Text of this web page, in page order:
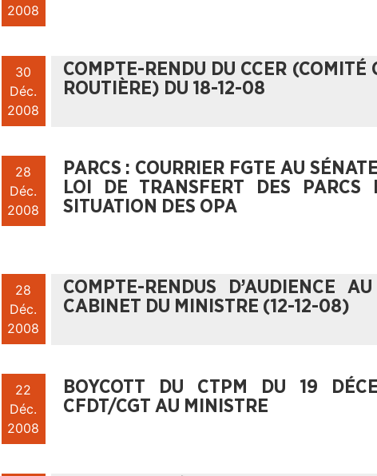
2008
30
Déc.
2008
COMPTE-RENDU DU CCER (COMITÉ
ROUTIÈRE) DU 18-12-08
28
Déc.
2008
PARCS : COURRIER FGTE AU
LOI DE TRANSFERT DES PARCS
SITUATION DES OPA
28
Déc.
2008
COMPTE-RENDUS
CABINET DU MINISTRE (12-12-08)
22
Déc.
2008
BOYCOTT DU CTPM DU 19
CFDT/CGT AU MINISTRE